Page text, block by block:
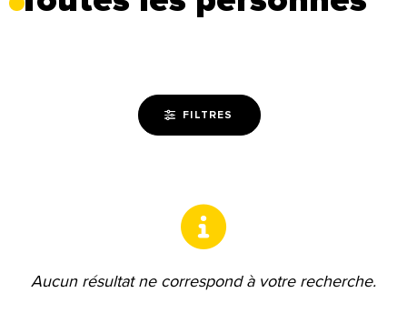
FILTRES
Aucun résultat ne correspond à votre recherche.